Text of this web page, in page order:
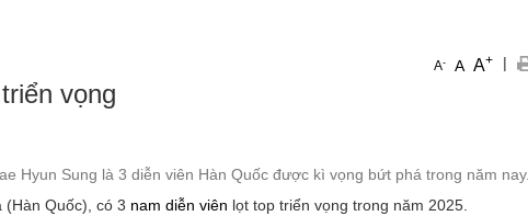
A- A A+ |
vọng
Hyun Sung là 3 diễn viên Hàn Quốc được kì vọng bứt phá trong năm nay.
(Hàn Quốc), có 3 nam diễn viên lọt top triển vọng trong năm 2025.